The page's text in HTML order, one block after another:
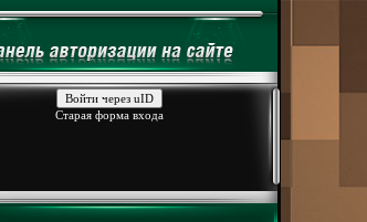
Войти через uID
Старая форма входа